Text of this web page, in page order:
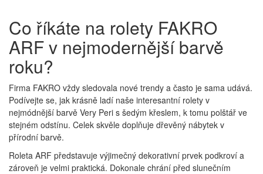
Co říkáte na rolety FAKRO
ARF v nejmodernější barvě
roku?
Firma FAKRO vždy sledovala nové trendy a často je sama udává.
Podívejte se, jak krásně ladí naše interesantní rolety v
nejmódnější barvě Very Peri s šedým křeslem, k tomu polštář ve
stejném odstínu. Celek skvěle doplňuje dřevěný nábytek v
přírodní barvě.
Roleta ARF představuje výjimečný dekorativní prvek podkroví a
zároveň je velmi praktická. Dokonale chrání před slunečním